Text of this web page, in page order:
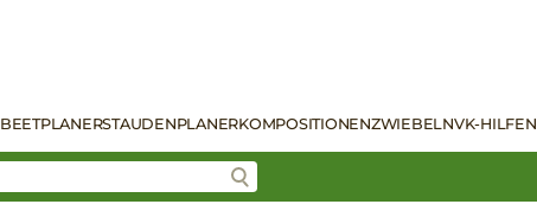
BEETPLANERSTAUDENPLANERKOMPOSITIONENZWIEBELNVK-HILFEN